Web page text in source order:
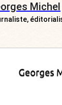
Michel